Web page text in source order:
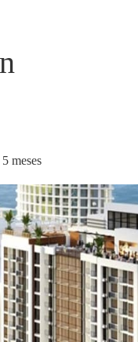
meses